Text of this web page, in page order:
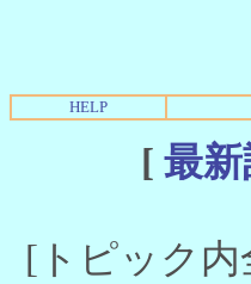
HELP
[ 最
[トピック内